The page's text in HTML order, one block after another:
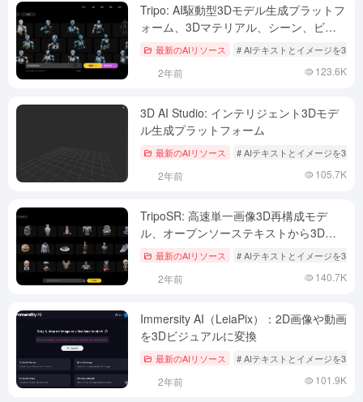
Tripo: AI駆動型3Dモデル生成プラットフ
ォーム、3Dマテリアル、シーン、ビデ
オ生成ツール
最新のAIリソース # AIテキストとイメージを3Dへ
2年前 123.6K
3D AI Studio: インテリジェント3Dモデ
ル生成プラットフォーム
最新のAIリソース # AIテキストとイメージを3Dへ
2年前 105.7K
TripoSR: 高速単一画像3D再構成モデ
ル、オープンソーステキストから3Dモ
デリング|画像から3Dモデリング
最新のAIリソース # AIテキストとイメージを3Dへ
2年前 140.7K
Immersity AI（LeiaPix）：2D画像や動画
を3Dビジュアルに変換
最新のAIリソース # AIテキストとイメージを3Dへ
2年前 101.9K